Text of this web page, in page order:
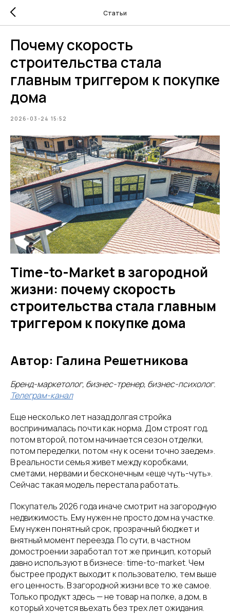
Статьи
Почему скорость
строительства стала
главным триггером к покупке
дома
2026-03-24 15:52
Time-to-Market в загородной
жизни: почему скорость
строительства стала главным
триггером к покупке дома
Автор: Галина Решетникова
Бренд-маркетолог, бизнес-тренер, бизнес-психолог.
Телеграм-канал
Еще несколько лет назад долгая стройка
воспринималась почти как норма. Дом строят год,
потом второй, потом начинается сезон отделки,
потом переделки, потом «ну к осени точно заедем».
В реальности семья живет между коробками,
сметами, нервами и бесконечным «еще чуть-чуть».
Сейчас такая модель перестала работать.
Покупатель 2026 года иначе смотрит на загородную
недвижимость. Ему нужен не просто дом на участке.
Ему нужен понятный срок, прозрачный бюджет и
внятный момент переезда. По сути, в частном
домостроении заработал тот же принцип, который
давно используют в бизнесе: time-to-market. Чем
быстрее продукт выходит к пользователю, тем выше
его ценность. В загородной жизни все то же самое.
Только продукт здесь — не товар на полке, а дом, в
который хочется въехать без трех лет ожидания.